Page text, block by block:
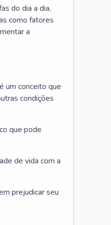
do dia a dia,
como fatores
a
um conceito que
condições
que pode
de vida com a
prejudicar seu